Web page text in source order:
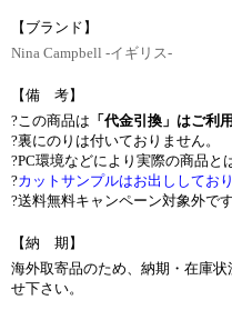
【ブランド】
Nina Campbell -イギリス-
【備 考】
?この商品は 「代金引換」はご利
?裏にのりは付いておりません。
?PC環境などにより実際の商品と
?カットサンプルはお出ししており
?送料無料キャンペーン対象外です
【納 期】
海外取寄品のため、納期・在庫
せ下さい。